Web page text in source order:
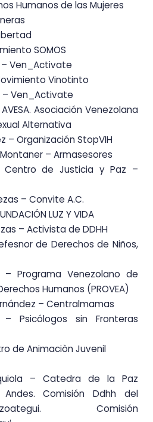
Humanos de las Mujeres
SOMOS
– Ven_Activate
Vinotinto
– Ven_Activate
Asociación Venezolana
Alternativa
– Organización StopVIH
– Armasesores
Centro de Justicia y Paz –
– Convite A.C.
LUZ Y VIDA
– Activista de DDHH
de Derechos de Niños,
– Programa Venezolano de
Humanos (PROVEA)
– Centralmamas
– Psicólogos sin Fronteras
de Animaciòn Juvenil
– Catedra de la Paz
Comisión Ddhh del
ui. Comisión